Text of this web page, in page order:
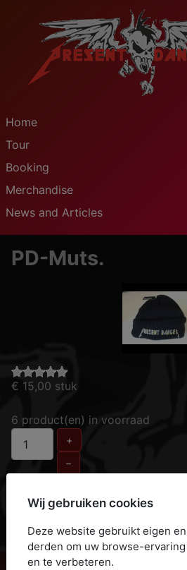
Home
Tour
Booking
Merchandise
News and Articles
PD-Muts.
€ 15,00 stuk
6 product(en) in voorraad
+
–
Muts met geborduurd logo
Verzend kosten
Wij gebruiken cookies
Deze website gebruikt eigen
derden om uw browse-
en te verbeteren.